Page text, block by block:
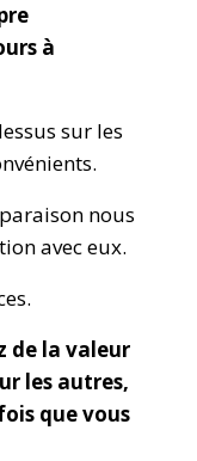
à
sur les
nous
avec eux.
de la valeur
les autres,
que vous